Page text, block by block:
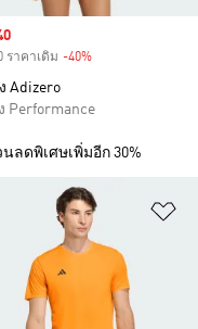
ราคาเดิม -40%
Adizero
Performance
ลดพิเศษเพิ่มอีก 30%
รายการสินค้าโปรด